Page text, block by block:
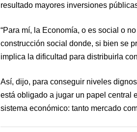
resultado mayores inversiones
“Para mí, la Economía, o es social o
construcción social donde, si bien se
implica la dificultad para distribuirla
Así, dijo, para conseguir niveles
está obligado a jugar un papel central
sistema económico: tanto mercado